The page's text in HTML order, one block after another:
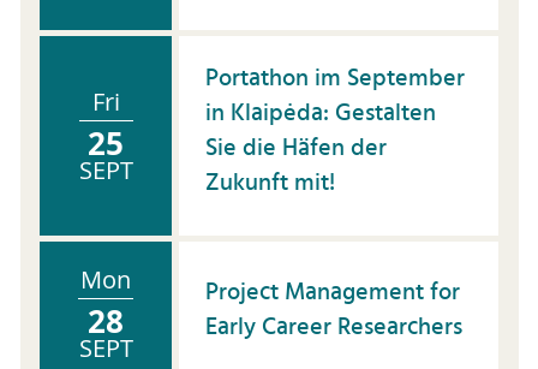
Fri
25
SEPT
Portathon im September
in Klaipėda: Gestalten
Sie die Häfen der
Zukunft mit!
Mon
28
SEPT
Project Management for
Early Career Researchers